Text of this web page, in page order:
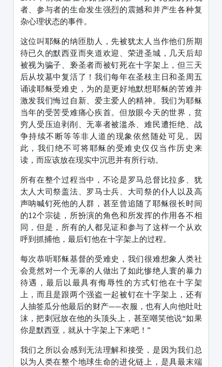
者、参与者的生命发生强烈的震撼和并产生各种复
杂心理状态的事件。
这位叫耶稣的纳匝肋人，先被犹太人当作他们所期
待已久的默西亚而夹道欢迎、荣进圣城，几天后却
被视为骗子、亵圣者而被钉死在十字架上，但三天
后从坟墓中复活了！我们每年在圣枝主日和圣周五
诵读耶稣受难史，为的是更好地默想耶稣的苦难并
激发我们悔过自新、爱主爱人的精神。我们为耶稣
当年的受苦受难痛心疾首。但放眼今天的世界，贫
穷人受压迫剥削、无辜者被滥杀、难民遭拒绝、战
争持续不断等等非人道的现象依然随处可见。因
此，我们绝不可将耶稣的受难史仅仅当作历史来
读，而应该放在现实中沉思并有所行动。
所有在整个过程当中，不论是罗马总督比拉多、犹
太人大司祭盖法、罗马士兵、大司祭的仆人以及高
声呐喊钉死他的人群，甚至曾追随了耶稣很长时间
的12个宗徒，所扮演的角色和所发挥的作用各不相
同，但是，所有的人都见证和参与了这样一个从欢
呼到抓捕他，最后钉他在十字架上的过程。
每次恭听耶稣基督的受难史，我们很难想象人类社
会竟然对一个无辜的人做出了如此惨绝人寰的暴力
待遇，最后以最具有侮辱性的方式钉他在十字架
上，而且是跟两个强盗一起被钉在十字架上，还有
人抽签瓜分他最后的财产——衣服，也有人向他吐吐
沫，把刺冠放在他的头顶头上，甚至嘲笑他说“如果
你是默西亚，就从十字架上下来吧！”
我们之所以会感到无法理解和接受，是因为我们总
以为人类在整个地球生命的进化链上，是具最末端